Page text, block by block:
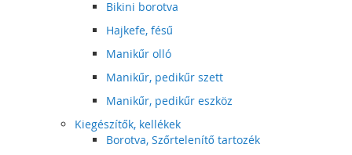
Bikini borotva
Hajkefe, fésű
Manikűr olló
Manikűr, pedikűr szett
Manikűr, pedikűr eszköz
Kiegészítők, kellékek
Borotva, Szőrtelenítő tartozék